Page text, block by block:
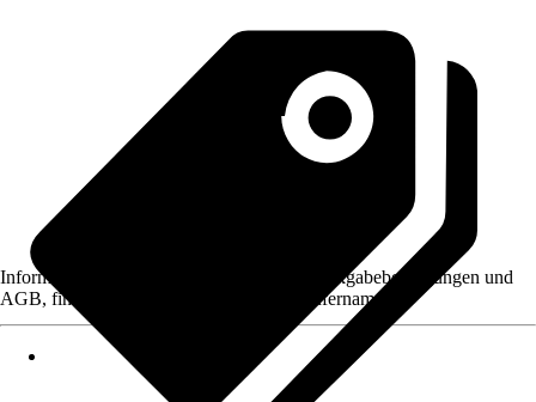
Informationen des Verkäufers, wie z. B. Rückgabebedingungen und
AGB, finden Sie bei Klick auf den Verkäufernamen.